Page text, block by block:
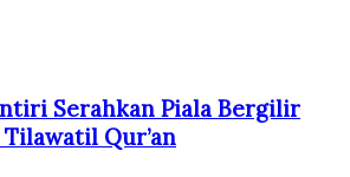
Serahkan Piala Bergilir
Qur’an